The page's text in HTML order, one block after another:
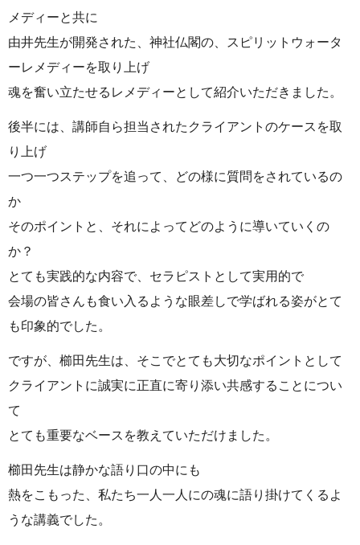
メディーと共に
由井先生が開発された、神社仏閣の、スピリットウォータ
ーレメディーを取り上げ
魂を奮い立たせるレメディーとして紹介いただきました。
後半には、講師自ら担当されたクライアントのケースを取
り上げ
一つ一つステップを追って、どの様に質問をされているの
か
そのポイントと、それによってどのように導いていくの
か？
とても実践的な内容で、セラピストとして実用的で
会場の皆さんも食い入るような眼差しで学ばれる姿がとて
も印象的でした。
ですが、櫛田先生は、そこでとても大切なポイントとして
クライアントに誠実に正直に寄り添い共感することについ
て
とても重要なベースを教えていただけました。
櫛田先生は静かな語り口の中にも
熱をこもった、私たち一人一人にの魂に語り掛けてくるよ
うな講義でした。